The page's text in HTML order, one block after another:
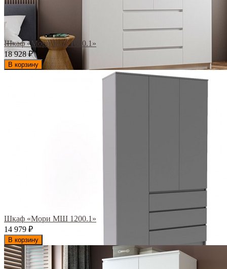
Шкаф «Мори МШ 1600.1»
18 928₽
В корзину
Шкаф «Мори МШ 1200.1»
14 979 ₽
В корзину